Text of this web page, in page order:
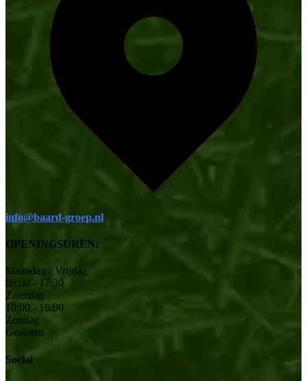
info@baard-groep.nl
OPENINGSUREN:
Maandag - Vrijdag
08:00 - 17:30
Zaterdag
10:00 - 16:00
Zondag
Gesloten
Social